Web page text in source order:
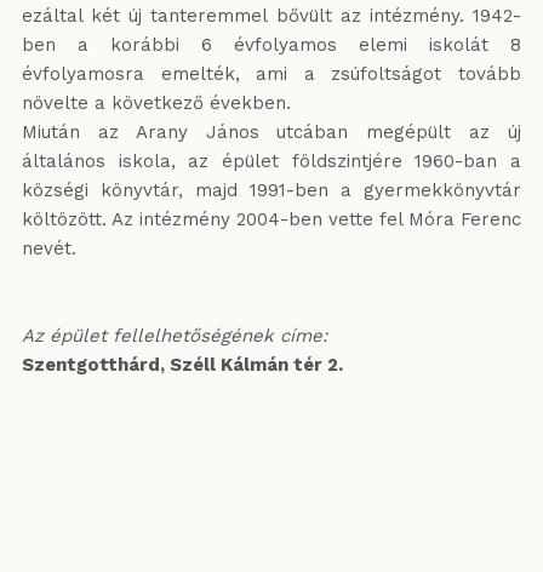
ezáltal két új tanteremmel bővült az intézmény. 1942-
ben a korábbi 6 évfolyamos elemi iskolát 8
évfolyamosra emelték, ami a zsúfoltságot tovább
növelte a következő években.
Miután az Arany János utcában megépült az új
általános iskola, az épület földszintjére 1960-ban a
községi könyvtár, majd 1991-ben a gyermekkönyvtár
költözött. Az intézmény 2004-ben vette fel Móra Ferenc
nevét.
Az épület fellelhetőségének címe:
Szentgotthárd, Széll Kálmán tér 2.